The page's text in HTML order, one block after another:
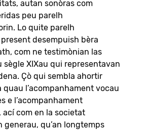
autan sonòras com
peu parelh
Lo quite parelh
desempuish bèra
com ne testimònian las
sègle XIXau qui representavan
Çò qui sembla ahortir
quau l’acompanhament vocau
e l’acompanhament
com en la societat
generau, qu’an longtemps